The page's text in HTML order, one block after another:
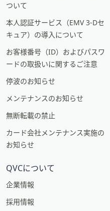
ついて
本人認証サービス（EMV 3-Dセ
キュア）の導入について
お客様番号（ID）およびパスワ
ードの取扱いに関するご注意
停波のお知らせ
メンテナンスのお知らせ
無断転載の禁止
カード会社メンテナンス実施の
お知らせ
QVCについて
企業情報
採用情報